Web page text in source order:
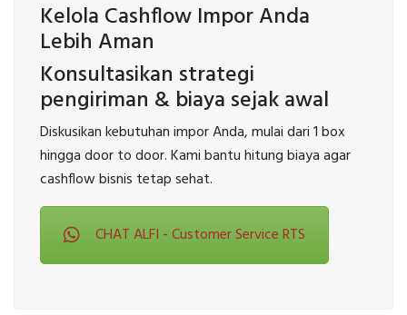
Kelola Cashflow Impor Anda
Lebih Aman
Konsultasikan strategi
pengiriman & biaya sejak awal
Diskusikan kebutuhan impor Anda, mulai dari 1 box
hingga door to door. Kami bantu hitung biaya agar
cashflow bisnis tetap sehat.
CHAT ALFI - Customer Service RTS